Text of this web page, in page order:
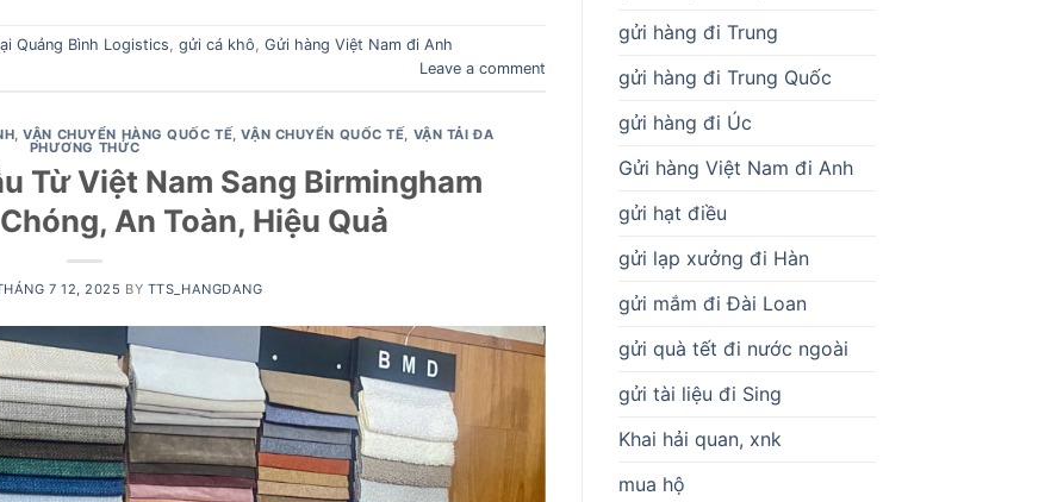
Quảng Bình Logistics, gửi cá khô, Gửi hàng Việt Nam đi Anh
Leave a comment
,VẬN CHUYỂN HÀNG QUỐC TẾ,VẬN CHUYỂN QUỐC TẾ, VẬN TẢI ĐA
PHƯƠNG THỨC
Từ Việt Nam Sang Birmingham
An Toàn, Hiệu Quả
7 12, 2025 BY TTS_HANGDANG
gửi hàng đi Trung
gửi hàng đi Trung Quốc
gửi hàng đi Úc
Gửi hàng Việt Nam đi Anh
gửi hạt điều
gửi lạp xưởng đi Hàn
gửi mắm đi Đài Loan
gửi quà tết đi nước ngoài
gửi tài liệu đi Sing
Khai hải quan, xnk
mua hộ